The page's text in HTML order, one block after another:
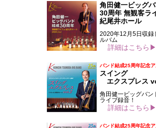
角田健一ビッグ
30周年 無観客ラ
紀尾井ホール
2020年12月5日収録
ルバム
詳細はこちら▶
バンド結成25周年記念ア
スイング
エクスプレス
角田健一ビッグバン
ライブ録音！
詳細はこちら▶
バンド結成25周年記念ア